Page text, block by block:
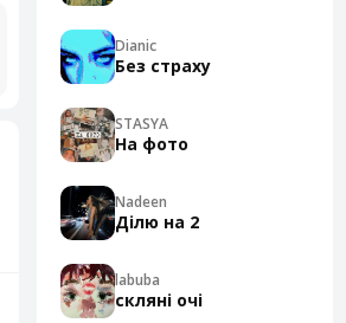
Dianic
Без страху
STASYA
На фото
Nadeen
Ділю на 2
labuba
скляні очі